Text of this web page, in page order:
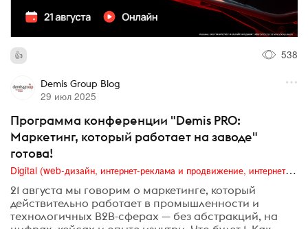
538
Demis Group Blog
29 июл 2025
Программа конференции "Demis PRO:
Маркетинг, который работает на заводе"
готова!
Digital (web-дизайн, интернет-реклама и продвижение, интернет-сообщества и блоги, интернет-коммуникации, мобильный маркетинг, реклама на цифровых экранах)
21 августа мы говорим о маркетинге, который
действительно работает в промышленности и
технологичных B2B-сферах — без абстракций, на